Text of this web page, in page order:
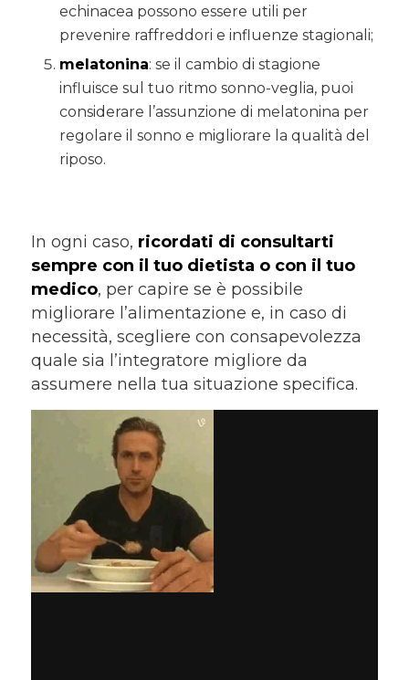
echinacea possono essere utili per
prevenire raffreddori e influenze stagionali;
melatonina: se il cambio di stagione
influisce sul tuo ritmo sonno-veglia, puoi
considerare l’assunzione di melatonina per
regolare il sonno e migliorare la qualità del
riposo.
In ogni caso, ricordati di consultarti
sempre con il tuo dietista o con il tuo
medico, per capire se è possibile
migliorare l’alimentazione e, in caso di
necessità, scegliere con consapevolezza
quale sia l’integratore migliore da
assumere nella tua situazione specifica.